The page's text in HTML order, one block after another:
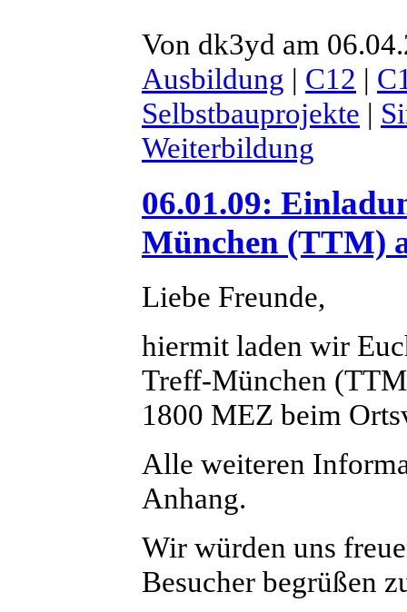
Von dk3yd am
Ausbildung | C12 |
Selbstbauprojekte |
Weiterbildung
06.01.09:
München (TTM)
Liebe Freunde,
hiermit laden wir
Treff-München
1800 MEZ beim
Alle weiteren
Anhang.
Wir würden uns
Besucher begrüßen